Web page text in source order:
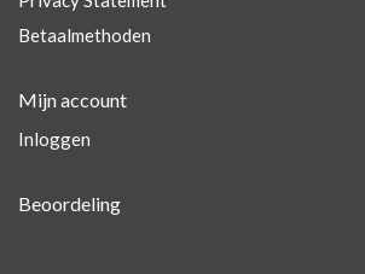
Betaalmethoden
Mijn account
Inloggen
Beoordeling